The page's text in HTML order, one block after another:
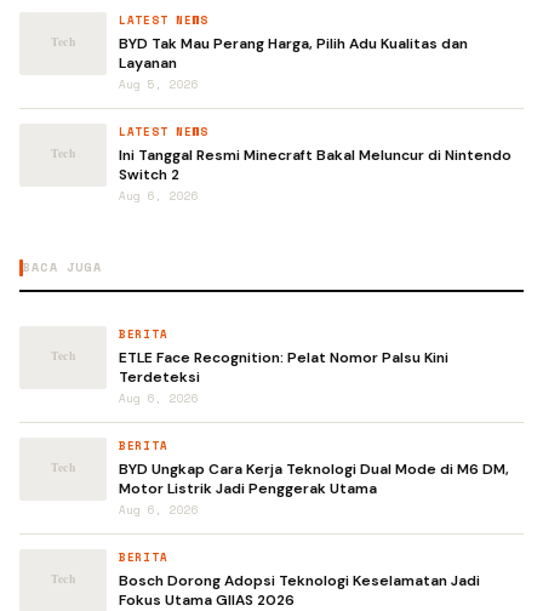
LATEST NEWS
BYD Tak Mau Perang Harga, Pilih Adu Kualitas dan
Layanan
Aug 5, 2026
LATEST NEWS
Ini Tanggal Resmi Minecraft Bakal Meluncur di Nintendo
Switch 2
Aug 6, 2026
BACA JUGA
BERITA
ETLE Face Recognition: Pelat Nomor Palsu Kini
Terdeteksi
Aug 6, 2026
BERITA
BYD Ungkap Cara Kerja Teknologi Dual Mode di M6 DM,
Motor Listrik Jadi Penggerak Utama
Aug 6, 2026
BERITA
Bosch Dorong Adopsi Teknologi Keselamatan Jadi
Fokus Utama GIIAS 2026